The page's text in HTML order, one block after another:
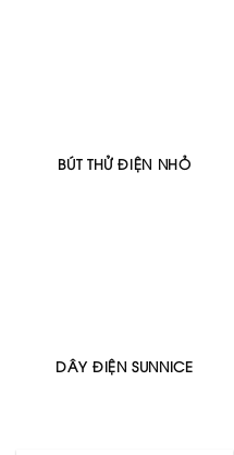
BÚT THỬ ĐIỆN NHỎ
DÂY ĐIỆN SUNNICE